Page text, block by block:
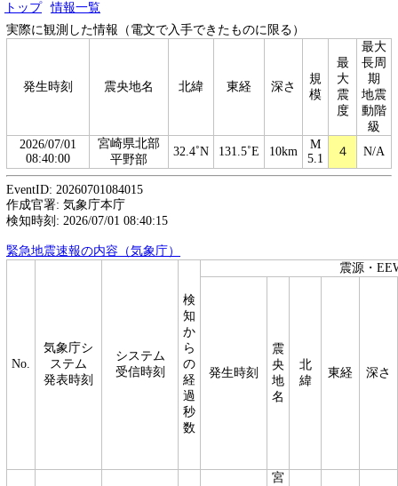
トップ
情報一覧
実際に観測した情報（電文で入手できたものに限る）
発生時刻 震央地名 北緯 東経 深さ
規
模
最
大
震
度
最大
長周
期
地震
動階
級
2026/07/01
08:40:00
宮崎県北部
平野部
32.4˚N 131.5˚E 10km
M
5.1
４ N/A
EventID: 20260701084015
作成官署: 気象庁本庁
検知時刻: 2026/07/01 08:40:15
緊急地震速報の内容（気象庁）
No.
気象庁シ
ステム
発表時刻
システム
受信時刻
検
知
か
ら
の
経
過
秒
数
震源・
発生時刻
震
央
地
名
北
緯
東経 深さ
宮